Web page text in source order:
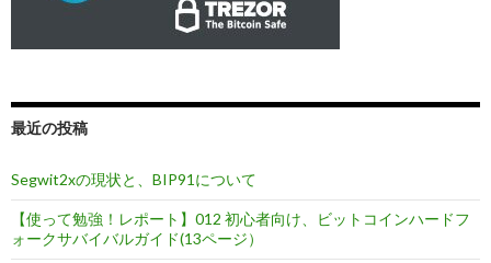
最近の投稿
Segwit2xの現状と、BIP91について
【使って勉強！レポート】012 初心者向け、ビットコインハードフ
ォークサバイバルガイド(13ページ）